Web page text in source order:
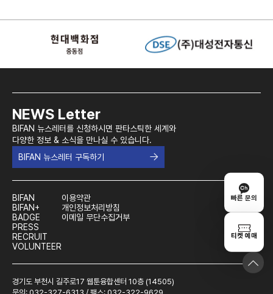
빠른 문의
티켓 예매
NEWS Letter
BIFAN 뉴스레터를 신청하시면 판타스틱한 세계와
다양한 정보 & 소식을 만나실 수 있습니다.
BIFAN 뉴스레터 구독하기
BIFAN
BIFAN+
BADGE
PRESS
RECRUIT
VOLUNTEER
이용약관
개인정보처리방침
이메일 무단수집거부
경기도 부천시 길주로17 웹툰융합센터 10층 (14505)